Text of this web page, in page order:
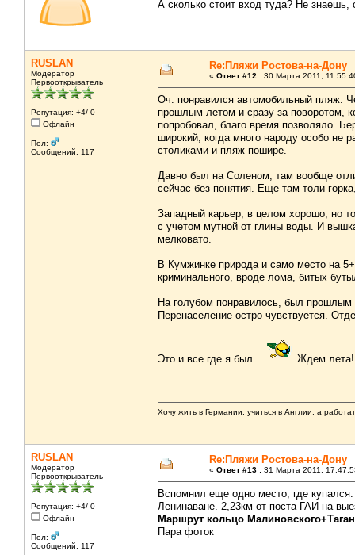
А сколько стоит вход туда? Не знаешь,
RUSLAN
Модератор
Первооткрыватель
Репутация: +4/-0
Офлайн
Пол:
Сообщений: 117
Re:Пляжи Ростова-на-Дону
« Ответ #12 : 30 Марта 2011,
Оч. понравился автомобильный пляж.
прошлым летом и сразу за поворотом,
попробовал, благо время позволяло.
широкий, когда много народу особо не
столиками и пляж пошире.
Давно был на Соленом, там вообще
сейчас без понятия. Еще там толи
Западный карьер, в целом хорошо, но
с учетом мутной от глины воды. И
мелковато.
В Кумжинке природа и само место на
криминального, вроде лома, битых
На голубом понравилось, был прошлым
Перенаселение остро чувствуется.
Это и все где я был... Ждем лета!
Хочу жить в Германии, учиться в Англии, а
RUSLAN
Модератор
Первооткрыватель
Репутация: +4/-0
Офлайн
Пол:
Сообщений: 117
Re:Пляжи Ростова-на-Дону
« Ответ #13 : 31 Марта 2011,
Вспомнил еще одно место, где
Ленинаване. 2,23км от поста ГАИ на
Маршрут кольцо
Пара фоток